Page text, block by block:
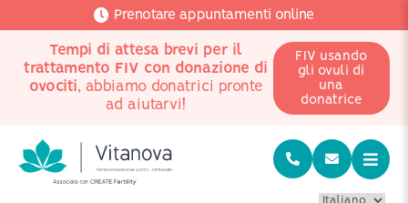
Prenotare appuntamenti online
Tempi di attesa brevi per il
trattamento FIV con donazione di
ovociti, abbiamo donatrici pronte
ad aiutarvi!
FIV usando
gli ovuli di
una
donatrice